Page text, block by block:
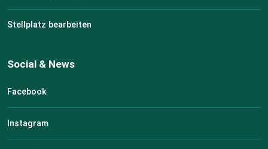
Stellplatz bearbeiten
Social & News
Facebook
Instagram